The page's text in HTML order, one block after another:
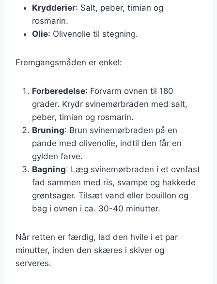
Krydderier: Salt, peber, timian og
rosmarin.
Olie: Olivenolie til stegning.
Fremgangsmåden er enkel:
Forberedelse: Forvarm ovnen til 180
grader. Krydr svinemørbraden med salt,
peber, timian og rosmarin.
Bruning: Brun svinemørbraden på en
pande med olivenolie, indtil den får en
gylden farve.
Bagning: Læg svinemørbraden i et ovnfast
fad sammen med ris, svampe og hakkede
grøntsager. Tilsæt vand eller bouillon og
bag i ovnen i ca. 30-40 minutter.
Når retten er færdig, lad den hvile i et par
minutter, inden den skæres i skiver og
serveres.